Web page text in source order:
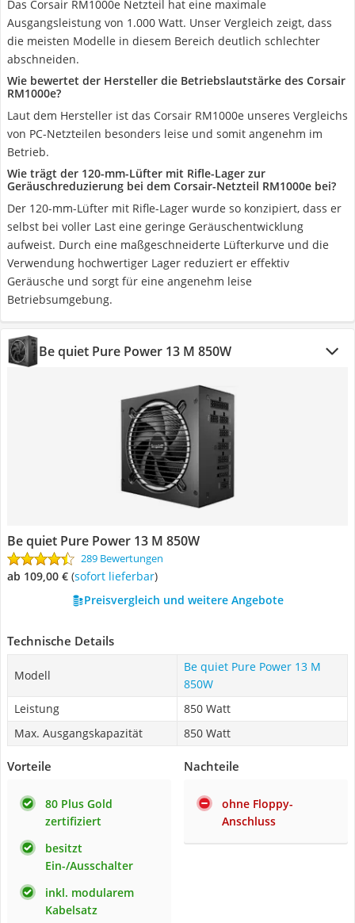
Das Corsair RM1000e Netzteil hat eine maximale
Ausgangsleistung von 1.000 Watt. Unser Vergleich zeigt, dass
die meisten Modelle in diesem Bereich deutlich schlechter
abschneiden.
Wie bewertet der Hersteller die Betriebslautstärke des Corsair
RM1000e?
Laut dem Hersteller ist das Corsair RM1000e unseres Vergleichs
von PC-Netzteilen besonders leise und somit angenehm im
Betrieb.
Wie trägt der 120-mm-Lüfter mit Rifle-Lager zur
Geräuschreduzierung bei dem Corsair-Netzteil RM1000e bei?
Der 120-mm-Lüfter mit Rifle-Lager wurde so konzipiert, dass er
selbst bei voller Last eine geringe Geräuschentwicklung
aufweist. Durch eine maßgeschneiderte Lüfterkurve und die
Verwendung hochwertiger Lager reduziert er effektiv
Geräusche und sorgt für eine angenehm leise
Betriebsumgebung.
Be quiet Pure Power 13 M 850W
Be quiet Pure Power 13 M 850W
289 Bewertungen
ab 109,00 € ( Sofort lieferbar)
Preisvergleich und weitere Angebote
Technische Details
Modell
Be quiet Pure Power 13 M
850W
Leistung
850 Watt
Max. Ausgangskapazität
850 Watt
Vorteile
80 Plus Gold
zertifiziert
besitzt
Ein-/Ausschalter
inkl. modularem
Kabelsatz
Nachteile
ohne Floppy-
Anschluss